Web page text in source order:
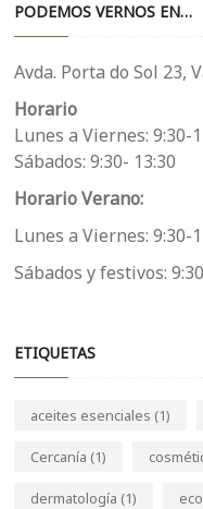
PODEMOS VERNOS EN…
Avda. Porta do Sol 23,
Horario
Lunes a Viernes: 9:30-
Sábados: 9:30- 13:30
Horario Verano:
Lunes a Viernes: 9:30-
Sábados y festivos:
ETIQUETAS
aceites esenciales (1)
Cercanía (1)
dermatología (1) eco